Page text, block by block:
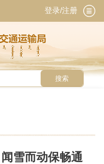
登录/注册
搜索
雪而动保畅通